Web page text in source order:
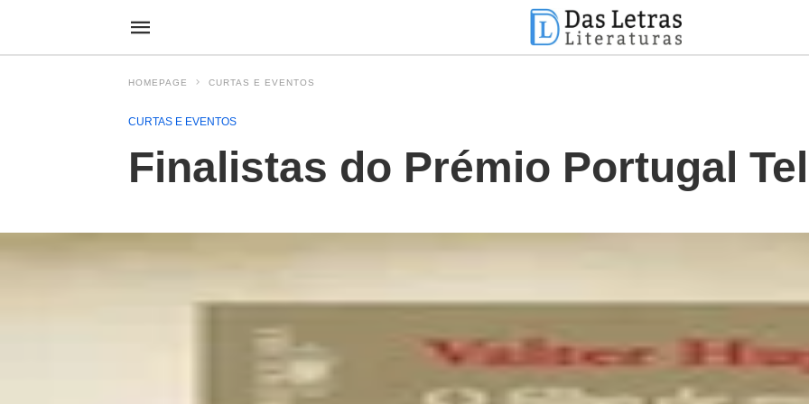
HOMEPAGE CURTAS E EVENTOS
CURTAS E EVENTOS
Finalistas do Prémio Portugal